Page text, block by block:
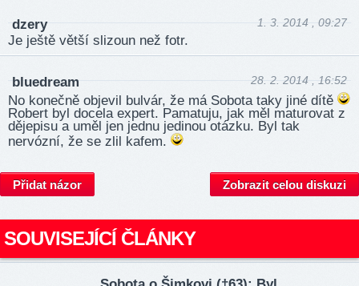
dzery 1. 3. 2014 , 09:27
Je ještě větší slizoun než fotr.
bluedream 28. 2. 2014 , 16:52
No konečně objevil bulvár, že má Sobota taky jiné dítě
Robert byl docela expert. Pamatuju, jak měl maturovat z
dějepisu a uměl jen jednu jedinou otázku. Byl tak
nervózní, že se zlil kafem.
Přidat názor Zobrazit celou diskuzi
SOUVISEJÍCÍ ČLÁNKY